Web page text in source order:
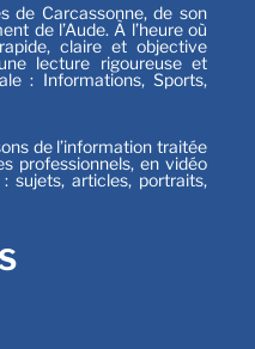
de Carcassonne, de son
de l’Aude. À l’heure où
claire et objective
lecture rigoureuse et
: Informations, Sports,
de l’information traitée
professionnels, en vidéo
sujets, articles, portraits,